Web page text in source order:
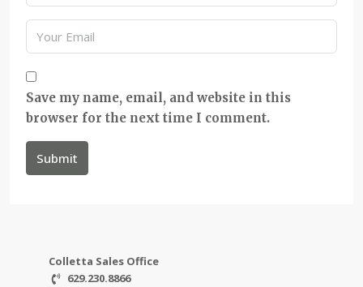
Save my name, email, and website in this
browser for the next time I comment.
Submit
Colletta Sales Office
629.230.8866